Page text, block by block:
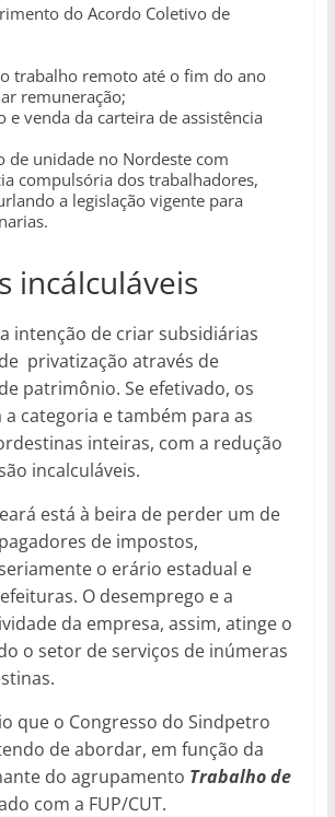
do Acordo Coletivo de
trabalho remoto até o fim do ano
remuneração;
e venda da carteira de assistência
de unidade no Nordeste com
compulsória dos trabalhadores,
a legislação vigente para
incálculáveis
intenção de criar subsidiárias
privatização através de
patrimônio. Se efetivado, os
categoria e também para as
inteiras, com a redução
incalculáveis.
está à beira de perder um de
de impostos,
o erário estadual e
O desemprego e a
da empresa, assim, atinge o
o setor de serviços de inúmeras
que o Congresso do Sindpetro
de abordar, em função da
do agrupamento Trabalho de
com a FUP/CUT.